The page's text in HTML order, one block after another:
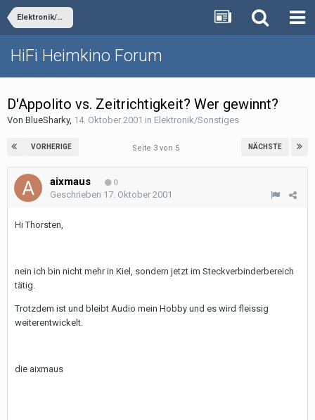
Elektronik/Sonstiges
HiFi Heimkino Forum
D'Appolito vs. Zeitrichtigkeit? Wer gewinnt?
Von BlueSharky, 14. Oktober 2001 in Elektronik/Sonstiges
VORHERIGE NÄCHSTE
Seite 3 von 5
aixmaus 0
Geschrieben 17. Oktober 2001
Hi Thorsten,
nein ich bin nicht mehr in Kiel, sondern jetzt im Steckverbinderbereich
tätig.
Trotzdem ist und bleibt Audio mein Hobby und es wird fleissig
weiterentwickelt.
die aixmaus